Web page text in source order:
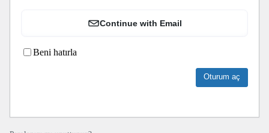
Continue with Email
Beni hatırla